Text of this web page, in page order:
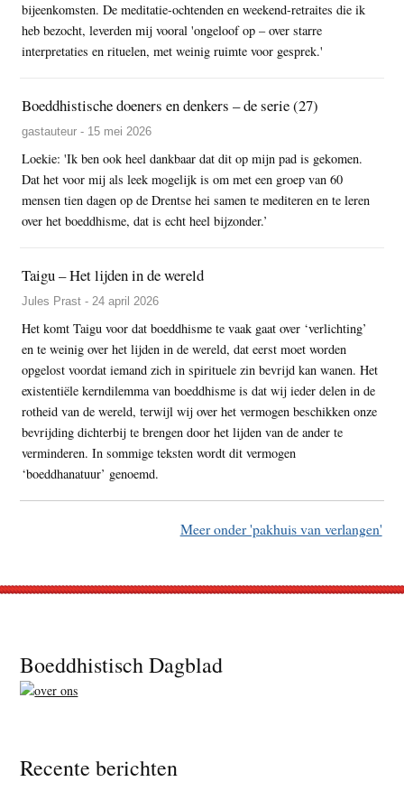
bijeenkomsten. De meditatie-ochtenden en weekend-retraites die ik
heb bezocht, leverden mij vooral 'ongeloof op – over starre
interpretaties en rituelen, met weinig ruimte voor gesprek.'
Boeddhistische doeners en denkers – de serie (27)
gastauteur - 15 mei 2026
Loekie: 'Ik ben ook heel dankbaar dat dit op mijn pad is gekomen.
Dat het voor mij als leek mogelijk is om met een groep van 60
mensen tien dagen op de Drentse hei samen te mediteren en te leren
over het boeddhisme, dat is echt heel bijzonder.’
Taigu – Het lijden in de wereld
Jules Prast - 24 april 2026
Het komt Taigu voor dat boeddhisme te vaak gaat over ‘verlichting’
en te weinig over het lijden in de wereld, dat eerst moet worden
opgelost voordat iemand zich in spirituele zin bevrijd kan wanen. Het
existentiële kerndilemma van boeddhisme is dat wij ieder delen in de
rotheid van de wereld, terwijl wij over het vermogen beschikken onze
bevrijding dichterbij te brengen door het lijden van de ander te
verminderen. In sommige teksten wordt dit vermogen
‘boeddhanatuur’ genoemd.
Meer onder 'pakhuis van verlangen'
Footer
Boeddhistisch Dagblad
Recente berichten